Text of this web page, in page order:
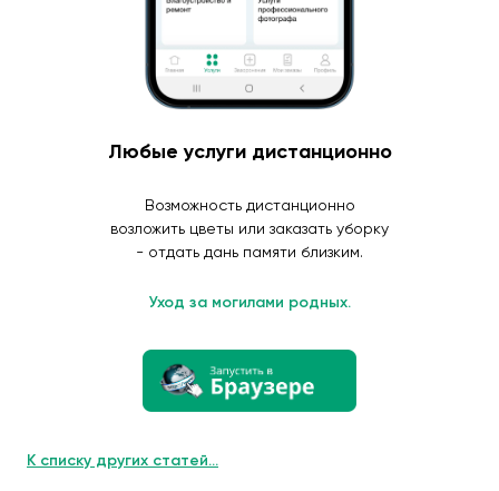
Любые услуги дистанционно
Возможность дистанционно
возложить цветы или заказать уборку
- отдать дань памяти близким.
Уход за могилами родных.
К списку других статей...